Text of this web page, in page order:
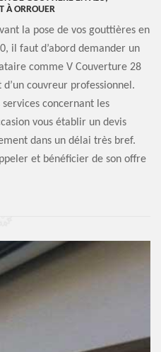
À ORROUER
la pose de vos gouttières en
il faut d’abord demander un
comme V Couverture 28
couvreur professionnel.
concernant les
vous établir un devis
dans un délai très bref.
et bénéficier de son offre